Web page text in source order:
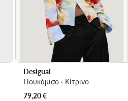
Desigual
Πουκάμισο · Κίτρινο
79,20€